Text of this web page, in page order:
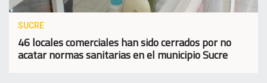
SUCRE
46 locales comerciales han sido cerrados por no
acatar normas sanitarias en el municipio Sucre